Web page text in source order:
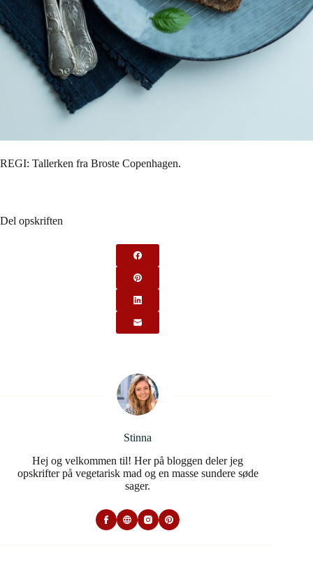
REGI: Tallerken fra Broste Copenhagen.
Del opskriften
Stinna
Hej og velkommen til! Her på bloggen deler jeg
opskrifter på vegetarisk mad og en masse sundere søde
sager.